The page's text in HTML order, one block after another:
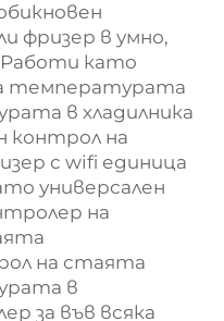
фризер в умно,
като
температурата
в хладилника
контрол на
с wifi единица
универсален
на
на стаята
в
за във всяка